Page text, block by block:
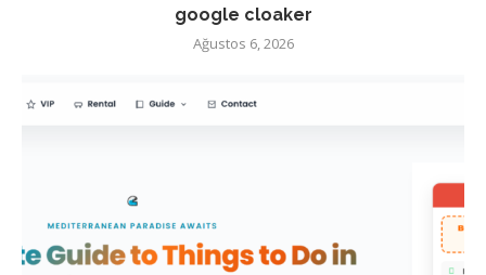
google cloaker
Ağustos 6, 2026